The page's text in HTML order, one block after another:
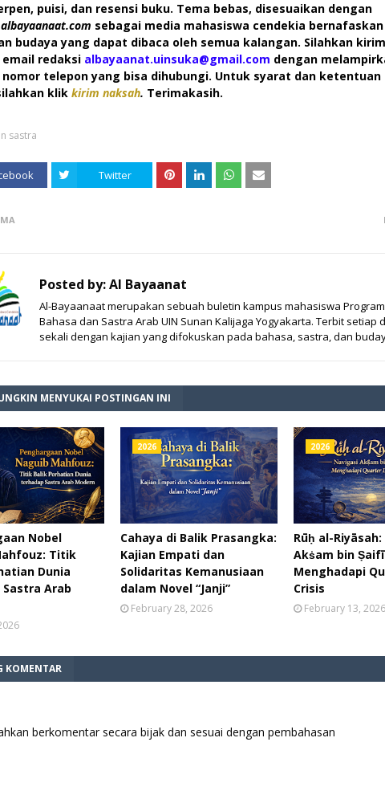
puisi, dan resensi buku. Tema bebas, disesuaikan dengan
albayaanaat.com sebagai media mahasiswa cendekia bernafaskan
budaya yang dapat dibaca oleh semua kalangan. Silahkan
redaksi albayaanat.uinsuka@gmail.com dengan
telepon yang bisa dihubungi. Untuk syarat dan ketentuan
klik kirim naksah. Terimakasih.
sastra
Twitter
Posted by:Al Bayaanat
Al-Bayaanaat merupakan sebuah buletin kampus mahasiswa
Bahasa dan Sastra Arab UIN Sunan Kalijaga Yogyakarta. Terbit setiap
sekali dengan kajian yang difokuskan pada bahasa, sastra, dan
MENYUKAI POSTINGAN INI
Nobel
Titik
Dunia
Arab
2026
Cahaya di Balik Prasangka:
Kajian Empati dan
Solidaritas Kemanusiaan
dalam Novel “Janji”
February 28, 2026
2026
Rūḥ al-
Akṡam bin Ṣaifī
Menghadapi
Crisis
February 13, 2026
KOMENTAR
berkomentar secara bijak dan sesuai dengan pembahasan